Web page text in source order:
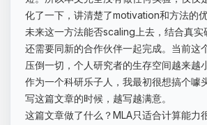
化了一下，讲清楚了motivation和方法的优
未来这一方法能否scaling上去，结合真实
还需要同新的合作伙伴一起完成。当前这
压倒一切，个人研究者的生存空间越来越
作为一个科研乐子人，我最初很想搞个噱
写这篇文章的时候，越写越满意。
这篇文章做了什么？MLA只适合计算能力